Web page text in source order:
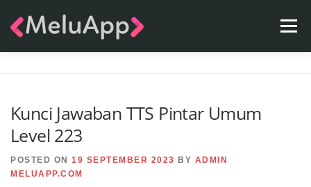
Menu
Kunci Jawaban TTS Pintar Umum
Level 223
POSTED ON 19 SEPTEMBER 2023 BY ADMIN
MELUAPP.COM